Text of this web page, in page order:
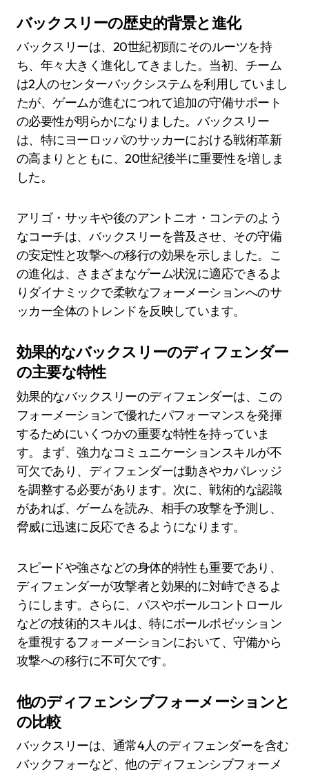
バックスリーの歴史的背景と進化
バックスリーは、20世紀初頭にそのルーツを持
ち、年々大きく進化してきました。当初、チーム
は2人のセンターバックシステムを利用していまし
たが、ゲームが進むにつれて追加の守備サポート
の必要性が明らかになりました。バックスリー
は、特にヨーロッパのサッカーにおける戦術革新
の高まりとともに、20世紀後半に重要性を増しま
した。
アリゴ・サッキや後のアントニオ・コンテのよう
なコーチは、バックスリーを普及させ、その守備
の安定性と攻撃への移行の効果を示しました。こ
の進化は、さまざまなゲーム状況に適応できるよ
りダイナミックで柔軟なフォーメーションへのサ
ッカー全体のトレンドを反映しています。
効果的なバックスリーのディフェンダー
の主要な特性
効果的なバックスリーのディフェンダーは、この
フォーメーションで優れたパフォーマンスを発揮
するためにいくつかの重要な特性を持っていま
す。まず、強力なコミュニケーションスキルが不
可欠であり、ディフェンダーは動きやカバレッジ
を調整する必要があります。次に、戦術的な認識
があれば、ゲームを読み、相手の攻撃を予測し、
脅威に迅速に反応できるようになります。
スピードや強さなどの身体的特性も重要であり、
ディフェンダーが攻撃者と効果的に対峙できるよ
うにします。さらに、パスやボールコントロール
などの技術的スキルは、特にボールポゼッション
を重視するフォーメーションにおいて、守備から
攻撃への移行に不可欠です。
他のディフェンシブフォーメーションと
の比較
バックスリーは、通常4人のディフェンダーを含む
バックフォーなど、他のディフェンシブフォーメ